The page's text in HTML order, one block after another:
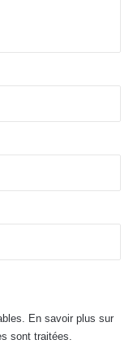
En savoir plus sur
sont traitées.